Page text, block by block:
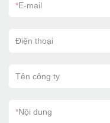
*E-mail
Điện thoại
Tên công ty
*Nội dung